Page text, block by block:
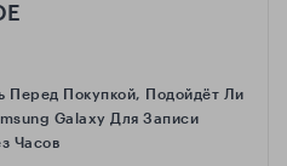
Перед Покупкой, Подойдёт Ли
Galaxy Для Записи
Часов